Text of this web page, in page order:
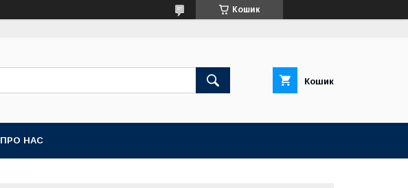
Кошик
Кошик
ПРО НАС